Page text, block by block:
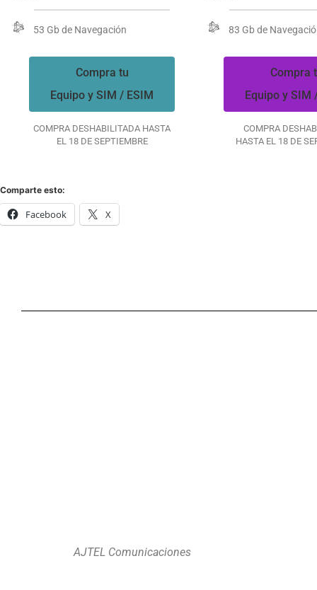
53 Gb de Navegación
Compra tu
Equipo y SIM / ESIM
COMPRA DESHABILITADA HASTA
EL 18 DE SEPTIEMBRE
83 Gb de
Compra
Equipo y SIM
COMPRA
HASTA EL 18 DE
Comparte esto:
Facebook X
AJTEL Comunicaciones